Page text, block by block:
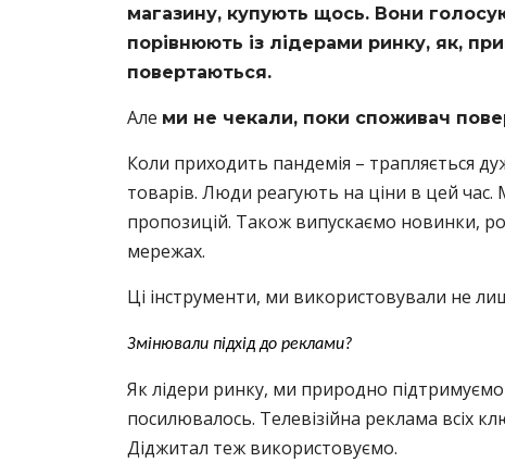
магазину, купують щось. Вони
порівнюють із лідерами ринку, як,
повертаються.
Але ми не чекали, поки споживач
Коли приходить пандемія – трапляється
товарів. Люди реагують на ціни в цей
пропозицій. Також випускаємо новинки,
мережах.
Ці інструменти, ми використовували не
Змінювали підхід до реклами?
Як лідери ринку, ми природно
посилювалось. Телевізійна реклама всіх
Діджитал теж використовуємо.